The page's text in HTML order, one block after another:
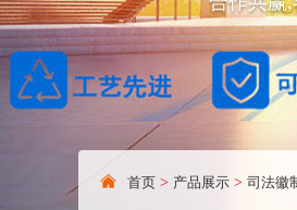
首页 > 产品展示 > 司法徽